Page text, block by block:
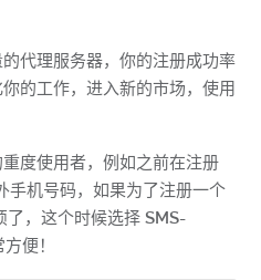
代理服务器，你的注册成功率
的工作，进入新的市场，使用
度使用者，例如之前在注册
手机号码，如果为了注册一个
，这个时候选择 SMS-
便！